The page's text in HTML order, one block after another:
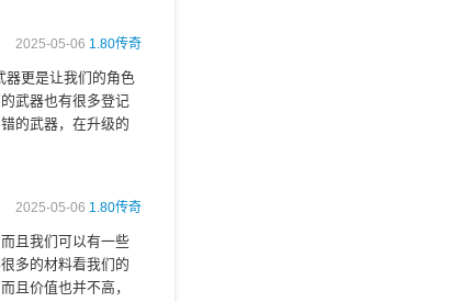
2025-05-06 1.80传奇
器更是让我们的角色
武器也有很多登记
的武器，在升级的
2025-05-06 1.80传奇
且我们可以有一些
多的材料看我们的
且价值也并不高，